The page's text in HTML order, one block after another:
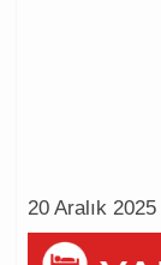
20 Aralık 2025